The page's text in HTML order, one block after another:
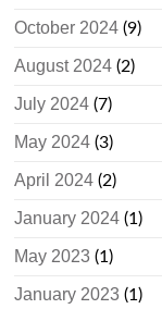
October 2024 (9)
August 2024 (2)
July 2024 (7)
May 2024 (3)
April 2024 (2)
January 2024 (1)
May 2023 (1)
January 2023 (1)